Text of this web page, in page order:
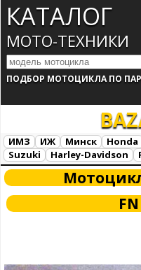
КАТАЛОГ
МОТО-ТЕХНИКИ
ПОДБОР МОТОЦИКЛА ПО
ИМЗ ИЖ Минск Honda
Suzuki
Harley-Davidson
Все марки
Загрузка...